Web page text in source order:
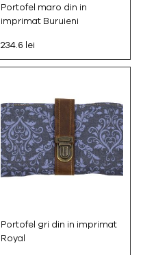
Portofel maro din in
imprimat Buruieni
234.6 lei
Portofel gri din in imprimat
Royal